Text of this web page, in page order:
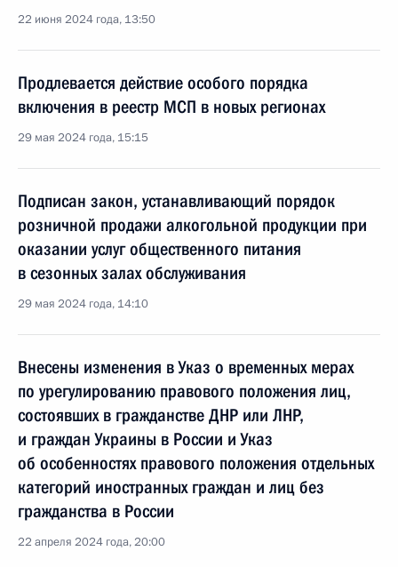
22 июня 2024 года, 13:50
Продлевается действие особого порядка
включения в реестр МСП в новых регионах
29 мая 2024 года, 15:15
Подписан закон, устанавливающий порядок
розничной продажи алкогольной продукции при
оказании услуг общественного питания
в сезонных залах обслуживания
29 мая 2024 года, 14:10
Внесены изменения в Указ о временных мерах
по урегулированию правового положения лиц,
состоявших в гражданстве ДНР или ЛНР,
и граждан Украины в России и Указ
об особенностях правового положения отдельных
категорий иностранных граждан и лиц без
гражданства в России
22 апреля 2024 года, 20:00